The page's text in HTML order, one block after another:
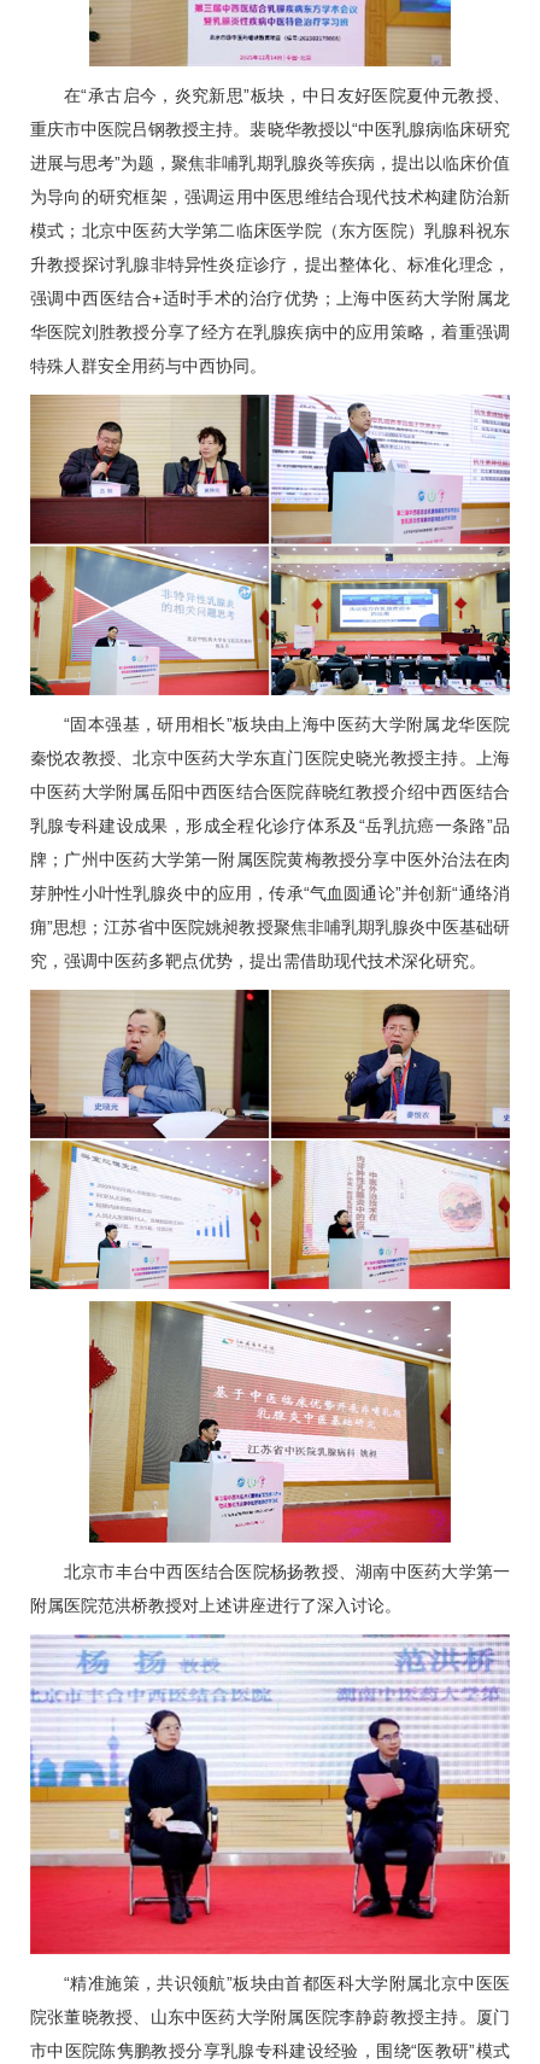
在“承古启今，炎究新思”板块，中日友好医院夏仲元教授、
重庆市中医院吕钢教授主持。裴晓华教授以“中医乳腺病临床研究
进展与思考”为题，聚焦非哺乳期乳腺炎等疾病，提出以临床价值
为导向的研究框架，强调运用中医思维结合现代技术构建防治新
模式；北京中医药大学第二临床医学院（东方医院）乳腺科祝东
升教授探讨乳腺非特异性炎症诊疗，提出整体化、标准化理念，
强调中西医结合+适时手术的治疗优势；上海中医药大学附属龙
华医院刘胜教授分享了经方在乳腺疾病中的应用策略，着重强调
特殊人群安全用药与中西协同。
“固本强基，研用相长”板块由上海中医药大学附属龙华医院
秦悦农教授、北京中医药大学东直门医院史晓光教授主持。上海
中医药大学附属岳阳中西医结合医院薛晓红教授介绍中西医结合
乳腺专科建设成果，形成全程化诊疗体系及“岳乳抗癌一条路”品
牌；广州中医药大学第一附属医院黄梅教授分享中医外治法在肉
芽肿性小叶性乳腺炎中的应用，传承“气血圆通论”并创新“通络消
痈”思想；江苏省中医院姚昶教授聚焦非哺乳期乳腺炎中医基础研
究，强调中医药多靶点优势，提出需借助现代技术深化研究。
北京市丰台中西医结合医院杨扬教授、湖南中医药大学第一
附属医院范洪桥教授对上述讲座进行了深入讨论。
“精准施策，共识领航”板块由首都医科大学附属北京中医医
院张董晓教授、山东中医药大学附属医院李静蔚教授主持。厦门
市中医院陈隽鹏教授分享乳腺专科建设经验，围绕“医教研”模式